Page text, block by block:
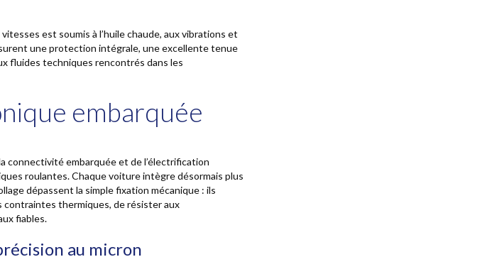
est soumis à l’huile chaude, aux vibrations et
une protection intégrale, une excellente tenue
fluides techniques rencontrés dans les
embarquée
connectivité embarquée et de l’électrification
roulantes. Chaque voiture intègre désormais plus
dépassent la simple fixation mécanique : ils
contraintes thermiques, de résister aux
fiables.
au micron